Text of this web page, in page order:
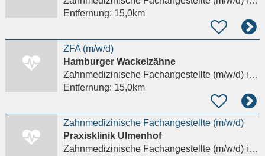
Entfernung: 15,0km
ZFA (m/w/d)
Hamburger Wackelzähne
Zahnmedizinische Fachangestellte (m/w/d)in Hamburg
Entfernung: 15,0km
Zahnmedizinische Fachangestellte (m/w/d)
Praxisklinik Ulmenhof
Zahnmedizinische Fachangestellte (m/w/d)in Hamburg, Winterhude